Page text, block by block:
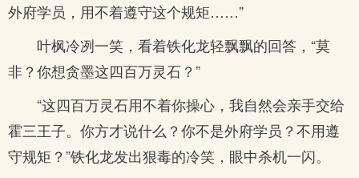
外府学员，用不着遵守这个规矩……”
叶枫冷冽一笑，看着铁化龙轻飘飘的回答，“莫
非？你想贪墨这四百万灵石？”
“这四百万灵石用不着你操心，我自然会亲手交给
霍三王子。你方才说什么？你不是外府学员？不用遵
守规矩？”铁化龙发出狠毒的冷笑，眼中杀机一闪。